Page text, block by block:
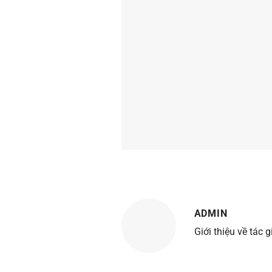
ADMIN
Giới thiệu về tác